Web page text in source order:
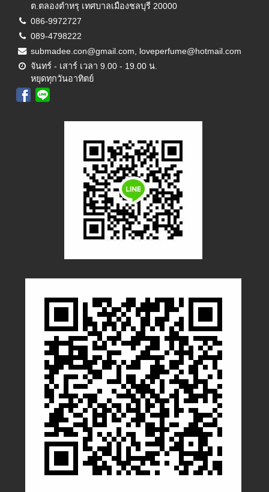
ต.ตลองตำหรุ เทศบาลเมืองชลบุรี 20000
086-9972727
089-4798222
submadee.con@gmail.com, loveperfume@hotmail.com
จันทร์ - เสาร์ เวลา 9.00 - 19.00 น.
หยุดทุกวันอาทิตย์